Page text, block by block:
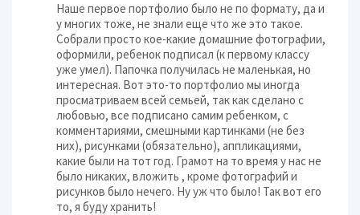
Наше первое портфолио было не по формату, да и
у многих тоже, не знали еще что же это такое.
Собрали просто кое-какие домашние фотографии,
оформили, ребенок подписал (к первому классу
уже умел). Папочка получилась не маленькая, но
интересная. Вот это-то портфолио мы иногда
просматриваем всей семьей, так как сделано с
любовью, все подписано самим ребенком, с
комментариями, смешными картинками (не без
них), рисунками (обязательно), аппликациями,
какие были на тот год. Грамот на то время у нас не
было никаких, вложить , кроме фотографий и
рисунков было нечего. Ну уж что было! Так вот его
то, я буду хранить!